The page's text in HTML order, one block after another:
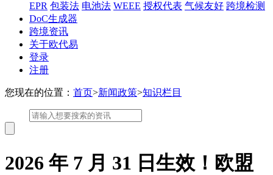
EPR 包装法 电池法 WEEE 授权代表 气候友好 跨境检测
DoC生成器
跨境资讯
关于欧代易
登录
注册
您现在的位置： 首页>新闻政策>知识栏目
2026 年 7 月 31 日生效！欧盟